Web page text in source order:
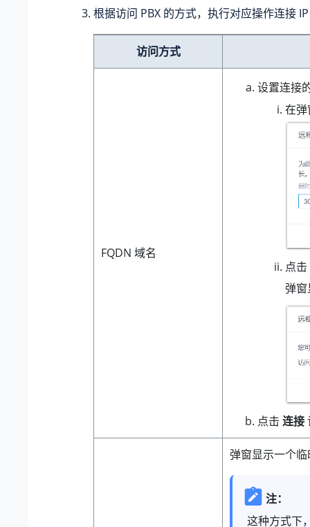
根据访问 PBX 的方式，执行对应操作连接
访问方式
FQDN 域名
设置连接
在
点击
弹
点击 连接
弹窗显示一个
注：
这种方式下